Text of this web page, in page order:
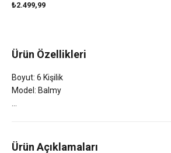
₺2.499,99
Ürün Özellikleri
Boyut: 6 Kişilik
Model: Balmy
Ürün Açıklamaları